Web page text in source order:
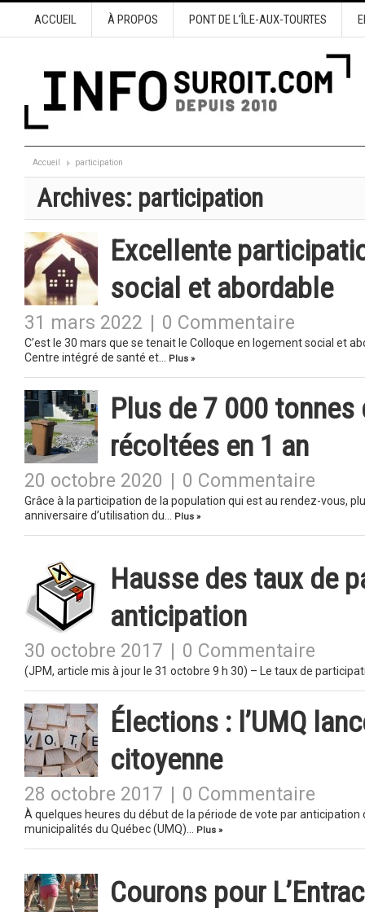
ACCUEIL À PROPOS PONT DE L’ÎLE-AUX-TOURTES
Accueil participation
Archives: participation
Excellente
social et abordable
31 mars 2022 0 Commentaire
C’est le 30 mars que se tenait le Colloque en logement social et
Centre intégré de santé et…
Plus »
Plus de 7 000
récoltées en 1 an
20 octobre 2020 0 Commentaire
Grâce à la participation de la population qui est au rendez-vous,
anniversaire d’utilisation du…
Plus »
Hausse des taux de
anticipation
30 octobre 2017 0 Commentaire
(JPM, article mis à jour le 31 octobre 9 h 30) – Le taux de
Élections : l’UMQ
citoyenne
28 octobre 2017 0 Commentaire
À quelques heures du début de la période de vote par
municipalités du Québec (UMQ)…
Plus »
Courons pour